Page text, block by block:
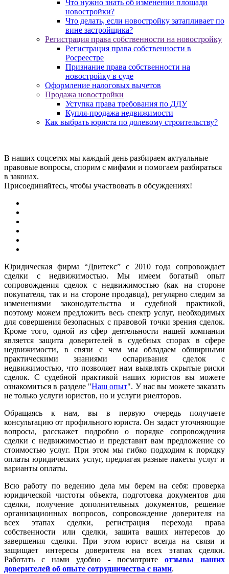
Что нужно знать об изменении площади
новостройки?
Что делать, если новостройку затапливает по
вине застройщика?
Регистрация права собственности на новостройку
Регистрация права собственности в
Росреестре
Признание права собственности на
новостройку в суде
Оформление налоговых вычетов
Продажа новостройки
Уступка права требования по ДДУ
Купля-продажа недвижимости
Как выбрать юриста по долевому строительству?
В наших соцсетях мы каждый день разбираем актуальные
правовые вопросы, спорим с мифами и помогаем разбираться
в законах.
Присоединяйтесь, чтобы участвовать в обсуждениях!
Юридическая фирма “Двитекс” с 2010 года сопровождает
сделки с недвижимостью. Мы имеем богатый опыт
сопровождения сделок с недвижимостью (как на стороне
покупателя, так и на стороне продавца), регулярно следим за
изменениями законодательства и судебной практикой,
поэтому можем предложить весь спектр услуг, необходимых
для совершения безопасных с правовой точки зрения сделок.
Кроме того, одной из сфер деятельности нашей компании
является защита доверителей в судебных спорах в сфере
недвижимости, в связи с чем мы обладаем обширными
практическими знаниями оспаривания сделок с
недвижимостью, что позволяет нам выявлять скрытые риски
сделок. С судебной практикой наших юристов вы можете
ознакомиться в разделе "Наш опыт". У нас вы можете заказать
не только услуги юристов, но и услуги риелторов.
Обращаясь к нам, вы в первую очередь получаете
консультацию от профильного юриста. Он задаст уточняющие
вопросы, расскажет подробно о порядке сопровождения
сделки с недвижимостью и представит вам предложение со
стоимостью услуг. При этом мы гибко подходим к порядку
оплаты юридических услуг, предлагая разные пакеты услуг и
варианты оплаты.
Всю работу по ведению дела мы берем на себя: проверка
юридической чистоты объекта, подготовка документов для
сделки, получение дополнительных документов, решение
организационных вопросов, сопровождение доверителя на
всех этапах сделки, регистрация перехода права
собственности или сделки, защита ваших интересов до
завершения сделки. При этом юрист всегда на связи и
защищает интересы доверителя на всех этапах сделки.
Работать с нами удобно - посмотрите отзывы наших
доверителей об опыте сотрудничества с нами.